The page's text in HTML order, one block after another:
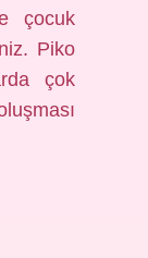
çocuk
Piko
çok